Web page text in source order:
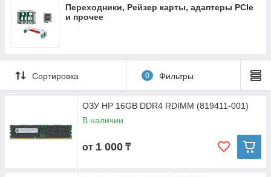
Переходники, Рейзер карты, адаптеры PCIe
и прочее
Сортировка 0 Фильтры
ОЗУ HP 16GB DDR4 RDIMM (819411-001)
В наличии
от 1 000 ₸